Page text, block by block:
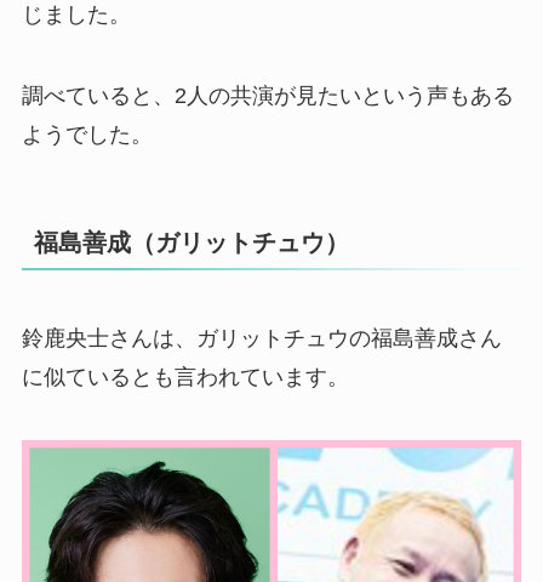
じました。
調べていると、2人の共演が見たいという声もある
ようでした。
福島善成（ガリットチュウ）
鈴鹿央士さんは、ガリットチュウの福島善成さん
に似ているとも言われています。